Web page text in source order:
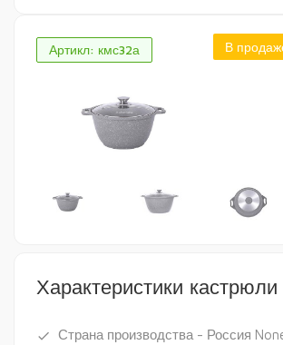
Артикл: кмс32а В
Характеристики
done Страна производства - Россия